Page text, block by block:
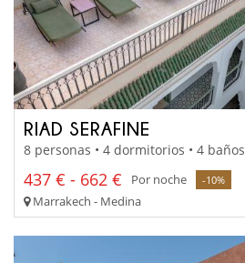
RIAD SERAFINE
8 personas • 4 dormitorios • 4 baños
437 € - 662 € Por noche -10%
Marrakech - Medina